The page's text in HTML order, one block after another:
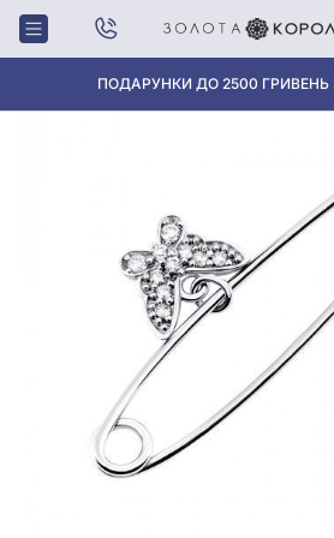
АКЦІЯ ДЛЯ КЛІЄНТІВ
Головна